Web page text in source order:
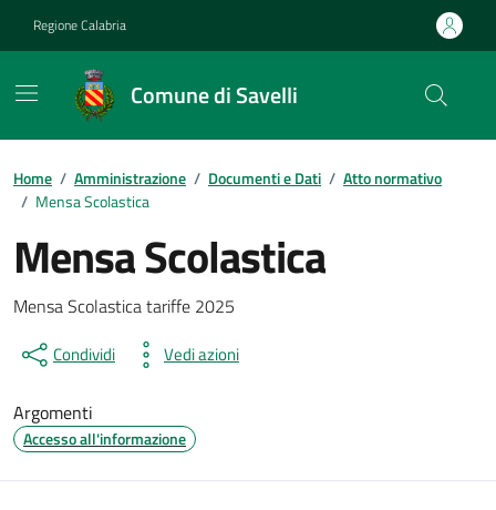
Regione Calabria
Comune di Savelli
Home / Amministrazione / Documenti e Dati / Atto normativo
/ Mensa Scolastica
Mensa Scolastica
Dettagli del documento
Mensa Scolastica tariffe 2025
Condividi Vedi azioni
Argomenti
Accesso all'informazione